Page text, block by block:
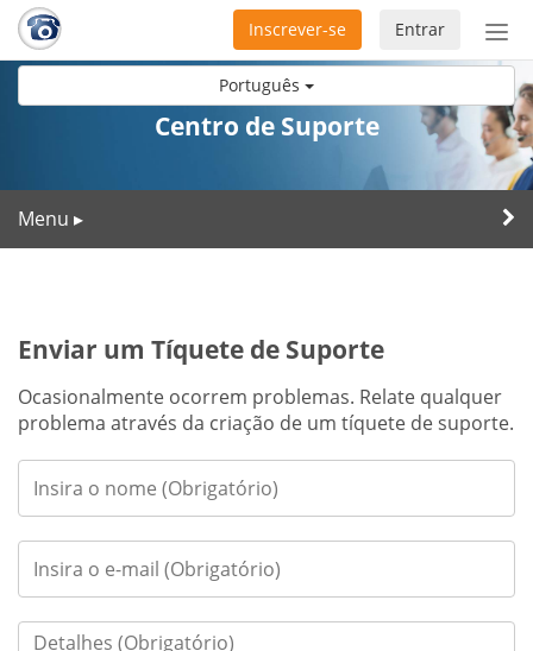
Português
Entrar
Inscrever-se
Centro de Suporte
Menu ▸
Enviar um Tíquete de Suporte
Ocasionalmente ocorrem problemas. Relate qualquer
problema através da criação de um tíquete de suporte.